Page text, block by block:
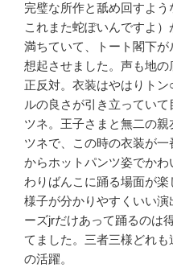
完璧な所作と舐め回すよ
これまた蛇ぽいんですよ
満ちていて、トート閣下
想起させました。声も地
正反対。衣装はやはりトン
ルの良さが引き立ってい
ツネ。王子さまと無二の
ツネで、この時の衣装が
からホットパンツ姿でか
わりばんこに踊る場面が楽
様子が分かりやすくいい
ーズjrだけあって踊るのは
てました。三者三様どれ
の活躍。